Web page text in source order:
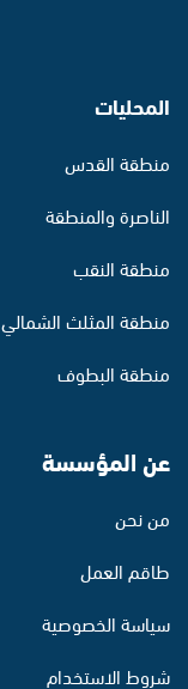
المحليات
منطقة القدس
الناصرة والمنطقة
منطقة النقب
منطقة المثلث الشمالي
منطقة البطوف
عن المؤسسة
من نحن
طاقم العمل
سياسة الخصوصية
شروط الاستخدام